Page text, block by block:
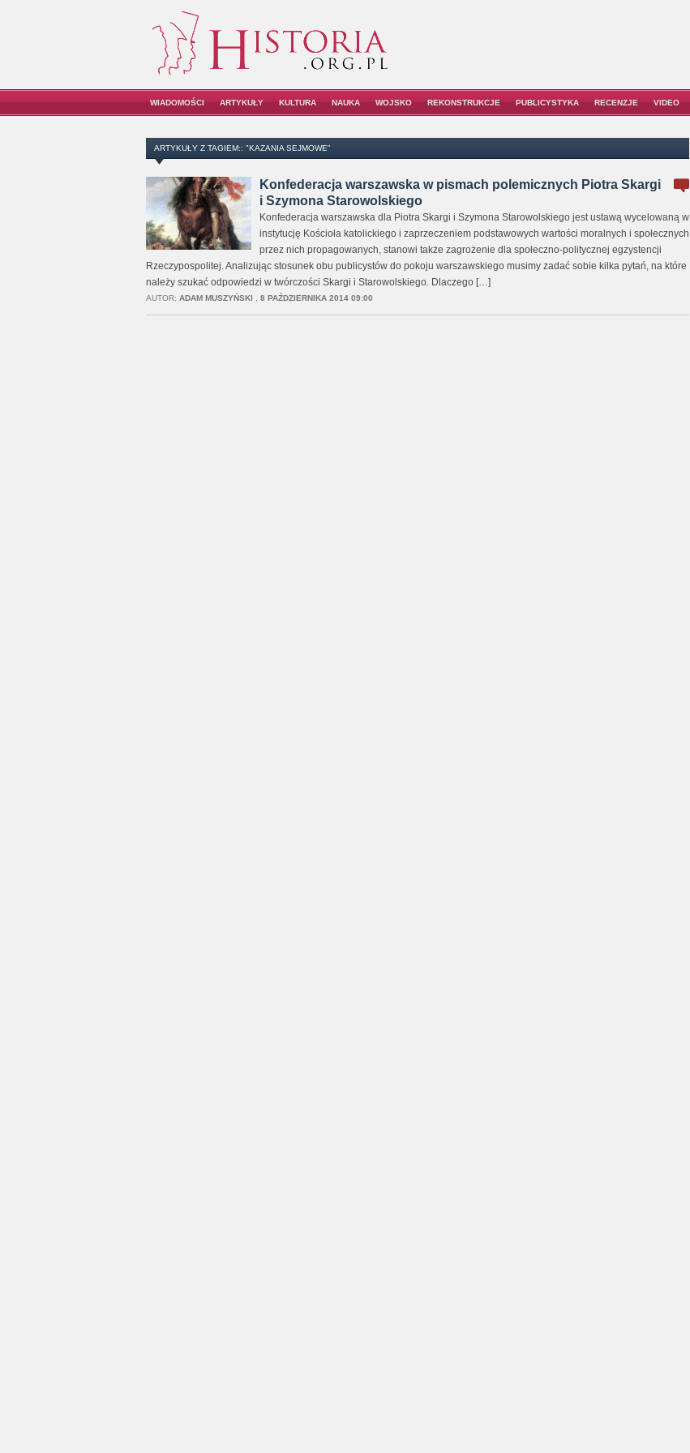
WIADOMOŚCI ARTYKUŁY KULTURA NAUKA WOJSKO REKONSTRUKCJE PUBLICYSTYKA RECENZJE VIDEO
ARTYKUŁY Z TAGIEM:: "KAZANIA SEJMOWE"
Konfederacja warszawska w pismach polemicznych Piotra Skargi
i Szymona Starowolskiego
Konfederacja warszawska dla Piotra Skargi i Szymona Starowolskiego jest ustawą wycelowaną w
instytucję Kościoła katolickiego i zaprzeczeniem podstawowych wartości moralnych i społecznych
przez nich propagowanych, stanowi także zagrożenie dla społeczno-politycznej egzystencji
Rzeczypospolitej. Analizując stosunek obu publicystów do pokoju warszawskiego musimy zadać sobie kilka pytań, na które
należy szukać odpowiedzi w twórczości Skargi i Starowolskiego. Dlaczego […]
AUTOR: ADAM MUSZYŃSKI 8 PAŹDZIERNIKA 2014 09:00